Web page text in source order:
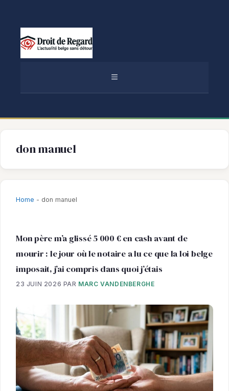
MENU
don manuel
Home - don manuel
Mon père m’a glissé 5 000 € en cash avant de
mourir : le jour où le notaire a lu ce que la loi belge
imposait, j’ai compris dans quoi j’étais
23 JUIN 2026 PAR MARC VANDENBERGHE